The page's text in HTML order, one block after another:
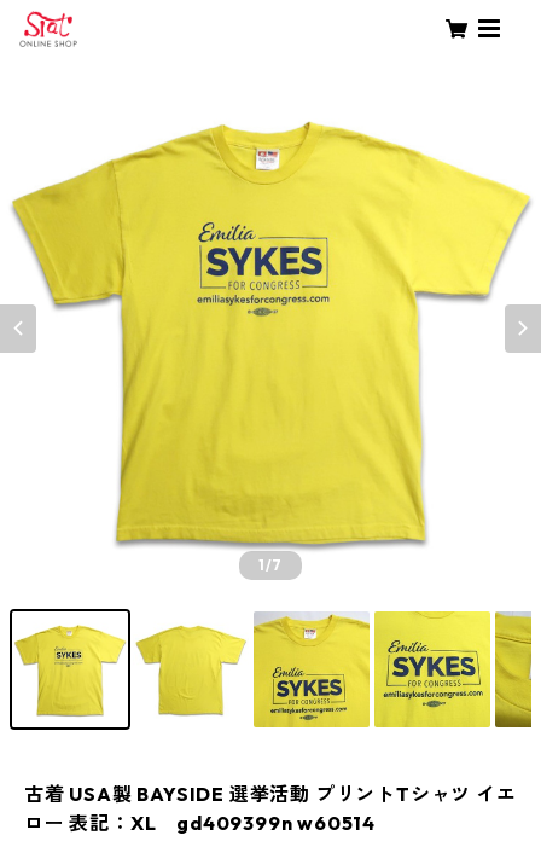
1/7
古着 USA製 BAYSIDE 選挙活動 プリントTシャツ イエ
ロー 表記：XL gd409399n w60514